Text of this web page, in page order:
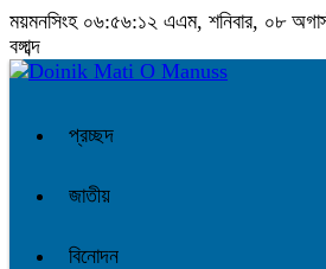
ময়মনসিংহ ০৬:৫৬:১৩ এএম, শনিবার, ০৮
বঙ্গাব্দ
প্রচ্ছদ
জাতীয়
বিনোদন